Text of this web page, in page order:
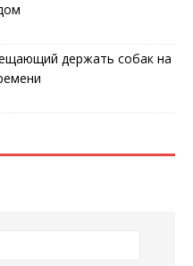
держать собак на